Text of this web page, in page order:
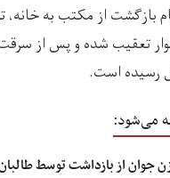
بازگشت از مکتب به
تعقیب شده و پس از سرقت
رسیده است.
می‌شود:
از بازداشت توسط